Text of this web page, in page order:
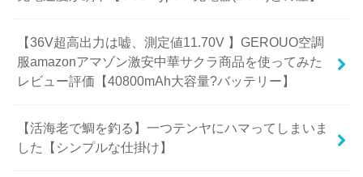
【36V超高出力は嘘、測定値11.70V 】GEROUO空調
服amazonアマゾン激安中華サクラ商品を使ってみた
レビュー評価【40800mAh大容量?バッテリー】
【活海老で鯛を釣る】一つテンヤにハマってしまいま
した【シンプルな仕掛け】